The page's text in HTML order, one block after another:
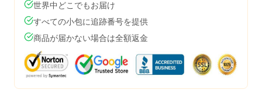
世界中どこでもお届け
すべての小包に追跡番号を提供
商品が届かない場合は全額返金